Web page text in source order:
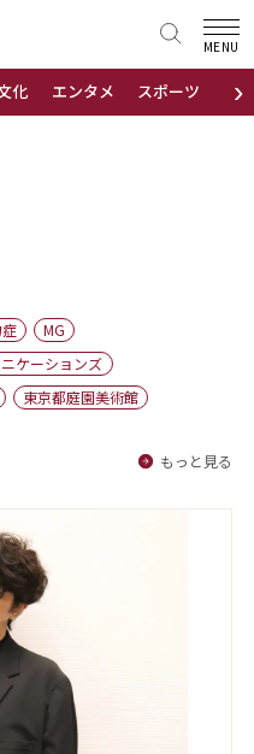
›
化 エンタメ スポーツ 地域
MENU
MG
ケーションズ
東京都庭園美術館
もっと見る